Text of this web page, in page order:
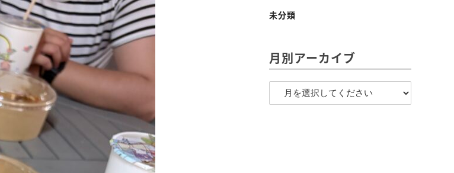
未分類
月別アーカイブ